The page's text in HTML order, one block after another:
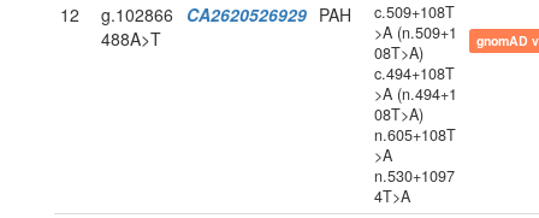
12
g.102866
488A>T
CA2620526929 PAH
c.509+108T
>A (n.509+1
08T>A)
c.494+108T
>A (n.494+1
08T>A)
n.605+108T
>A
n.530+1097
4T>A
gnomAD